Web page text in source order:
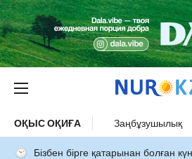
ОҚЫС ОҚИҒА Заңбұзушылық
Бізбен бірге қатарынан болған